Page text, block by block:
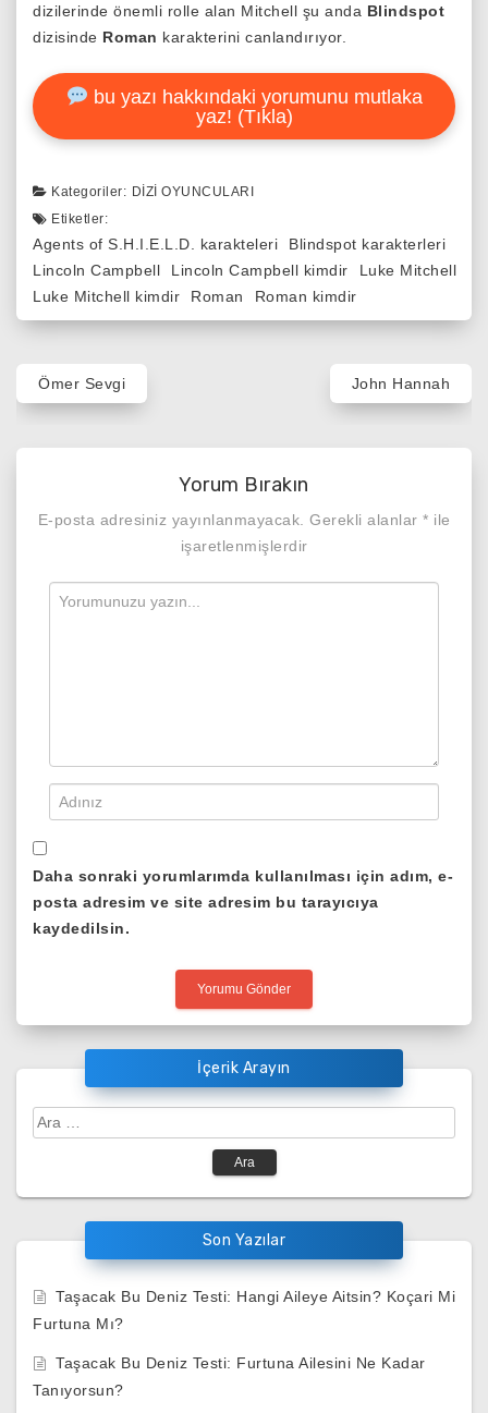
dizilerinde önemli rolle alan Mitchell şu anda Blindspot
dizisinde Roman karakterini canlandırıyor.
bu yazı hakkındaki yorumunu mutlaka
yaz! (Tıkla)
Kategoriler: DIZI OYUNCULARI
Etiketler:
Agents of S.H.I.E.L.D. karakteleri
Blindspot karakterleri
Lincoln Campbell
Lincoln Campbell kimdir
Luke Mitchell
Luke Mitchell kimdir
Roman Roman kimdir
Yazı
gezinmesi
Ömer Sevgi John Hannah
Yorum Bırakın
E-posta adresiniz yayınlanmayacak. Gerekli alanlar * ile
işaretlenmişlerdir
Daha sonraki yorumlarımda kullanılması için adım, e-
posta adresim ve site adresim bu tarayıcıya
kaydedilsin.
İçerik Arayın
Arama:
Son Yazılar
Taşacak Bu Deniz Testi: Hangi Aileye Aitsin? Koçari Mi
Furtuna Mı?
Taşacak Bu Deniz Testi: Furtuna Ailesini Ne Kadar
Tanıyorsun?